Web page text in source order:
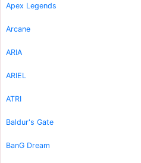
Apex Legends
Arcane
ARIA
ARIEL
ATRI
Baldur's Gate
BanG Dream